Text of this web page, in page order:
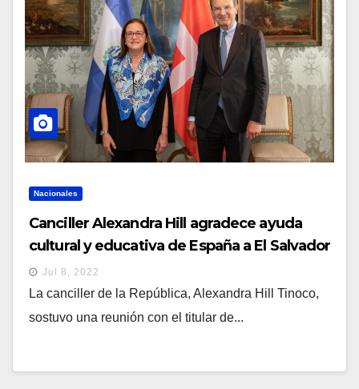
Nacionales
Canciller Alexandra Hill agradece ayuda
cultural y educativa de España a El Salvador
Jul 8, 2022
La canciller de la República, Alexandra Hill Tinoco,
sostuvo una reunión con el titular de...